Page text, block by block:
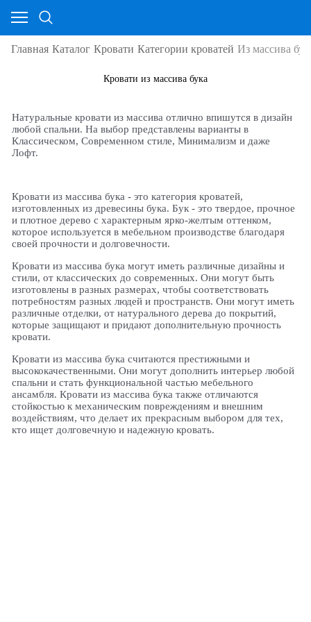
Главная Каталог Кровати Категории кроватей Из массива
Кровати из массива бука
Натуральные кровати из массива отлично впишутся в дизайн
любой спальни. На выбор представлены варианты в
Классическом, Современном стиле, Минимализм и даже
Лофт.
Кровати из массива бука - это категория кроватей,
изготовленных из древесины бука. Бук - это твердое, прочное
и плотное дерево с характерным ярко-желтым оттенком,
которое используется в мебельном производстве благодаря
своей прочности и долговечности.
Кровати из массива бука могут иметь различные дизайны и
стили, от классических до современных. Они могут быть
изготовлены в разных размерах, чтобы соответствовать
потребностям разных людей и пространств. Они могут иметь
различные отделки, от натурального дерева до покрытий,
которые защищают и придают дополнительную прочность
кровати.
Кровати из массива бука считаются престижными и
высококачественными. Они могут дополнить интерьер любой
спальни и стать функциональной частью мебельного
ансамбля. Кровати из массива бука также отличаются
стойкостью к механическим повреждениям и внешним
воздействиям, что делает их прекрасным выбором для тех,
кто ищет долговечную и надежную кровать.